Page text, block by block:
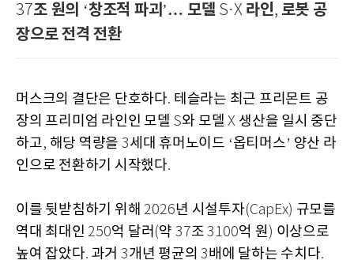
37조 원의 ‘창조적 파괴 ’… 모델 S·X 라인, 로봇 공
장으로 전격 전환
머스크의 결단은 단호하다. 테슬라는 최근 프리몬트 공
장의 프리미엄 라인인 모델 S와 모델 X 생산을 일시 중단
하고, 해당 역량을 3세대 휴머노이드 ‘옵티머스’ 양산 라
인으로 전환하기 시작했다.
이를 뒷받침하기 위해 2026년 시설투자(CapEx) 규모를
역대 최대인 250억 달러 (약 37조3100억 원 ) 이상으로
높여 잡았다. 과거 3개년 평균의 3배에 달하는 수치다.